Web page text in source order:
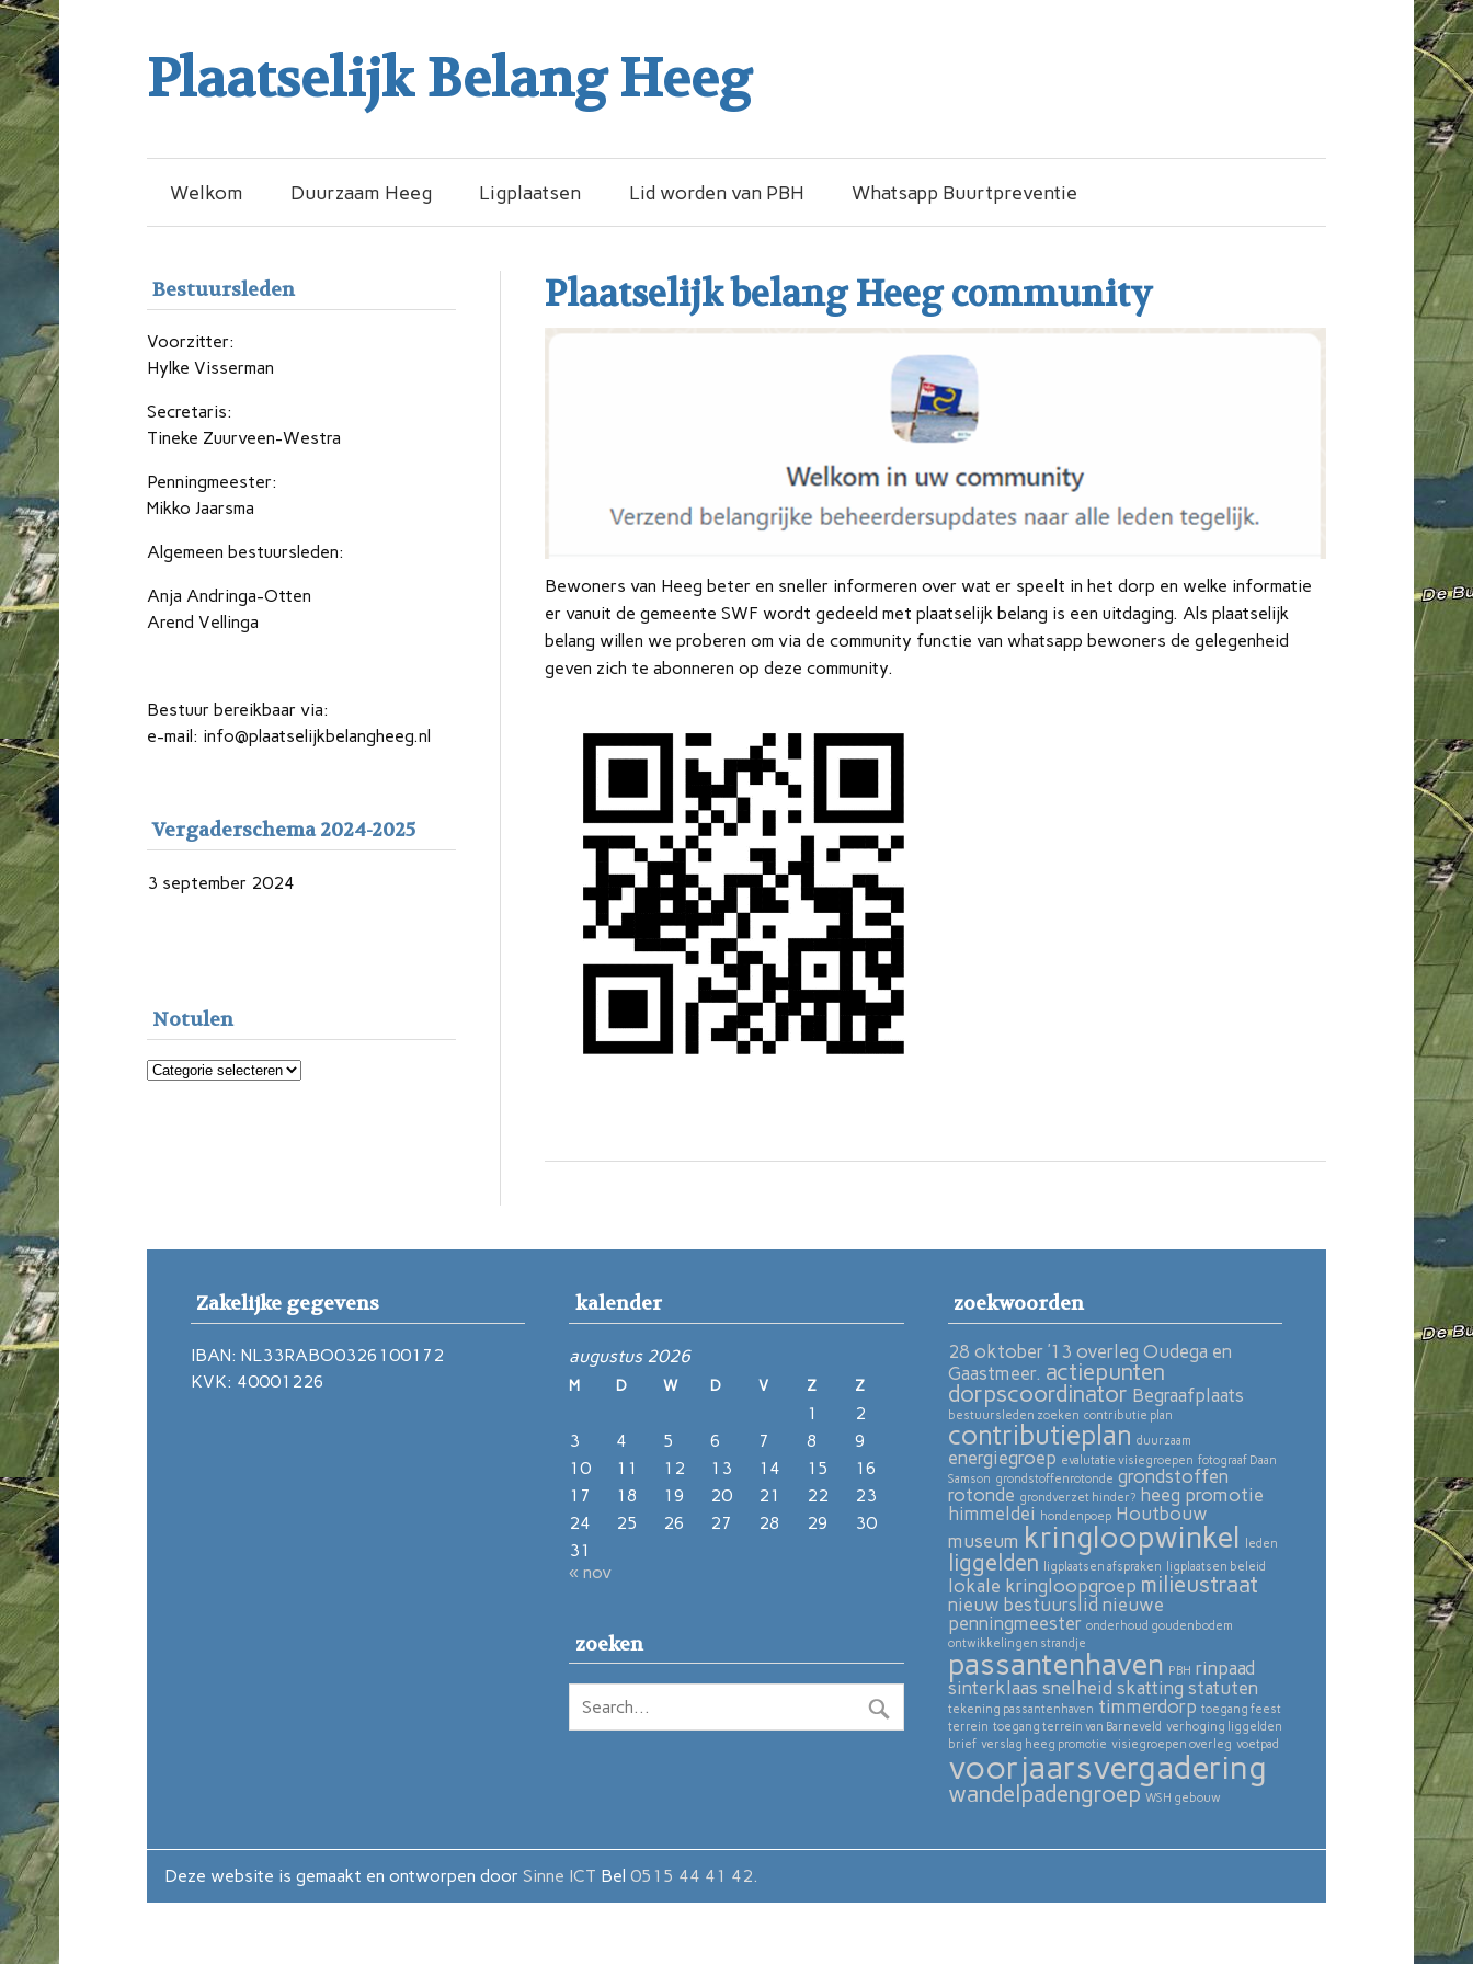
Plaatselijk Belang Heeg
Welkom Duurzaam Heeg Ligplaatsen Lid worden van PBH Whatsapp Buurtpreventie
Plaatselijk belang Heeg community
Bewoners van Heeg beter en sneller informeren over wat er speelt in het dorp en welke informatie
er vanuit de gemeente SWF wordt gedeeld met plaatselijk belang is een uitdaging. Als plaatselijk
belang willen we proberen om via de community functie van whatsapp bewoners de gelegenheid
geven zich te abonneren op deze community.
Bestuursleden
Voorzitter:
Hylke Visserman
Secretaris:
Tineke Zuurveen-Westra
Penningmeester:
Mikko Jaarsma
Algemeen bestuursleden:
Anja Andringa-Otten
Arend Vellinga
Bestuur bereikbaar via:
e-mail: info@plaatselijkbelangheeg.nl
Vergaderschema 2024-2025
3 september 2024
Notulen
Notulen
Zakelijke gegevens
IBAN: NL33RABO0326100172
KVK: 40001226
kalender
augustus 2026
M D W D V Z Z
1
2
3
4 5 6 7 8
9
10
11 12 13 14 15
16
17
18 19 20 21 22
23
24
25 26 27 28 29
30
31
« nov
zoeken
zoekwoorden
28 oktober ’13 overleg Oudega en
Gaastmeer. actiepunten
dorpscoordinator Begraafplaats
bestuursleden zoeken contributie plan
contributieplan duurzaam
energiegroep evalutatie visiegroepen fotograaf Daan
Samson grondstoffenrotonde grondstoffen
rotonde grondverzet hinder? heeg promotie
himmeldei
hondenpoep Houtbouw
museum kringloopwinkel leden
liggelden ligplaatsen afspraken ligplaatsen beleid
lokale kringloopgroep milieustraat
nieuw bestuurslid nieuwe
penningmeester onderhoud goudenbodem
ontwikkelingen strandje
passantenhaven PBH rinpaad
sinterklaas snelheid skatting statuten
tekening passantenhaven timmerdorp toegang feest
terrein toegang terrein van Barneveld verhoging liggelden
brief verslag heeg promotie visiegroepen overleg voetpad
voorjaarsvergadering
wandelpadengroep WSH gebouw
Deze website is gemaakt en ontworpen door Sinne ICT Bel 0515 44 41 42.